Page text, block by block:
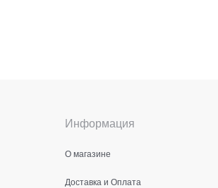
Информация
О магазине
Доставка и Оплата